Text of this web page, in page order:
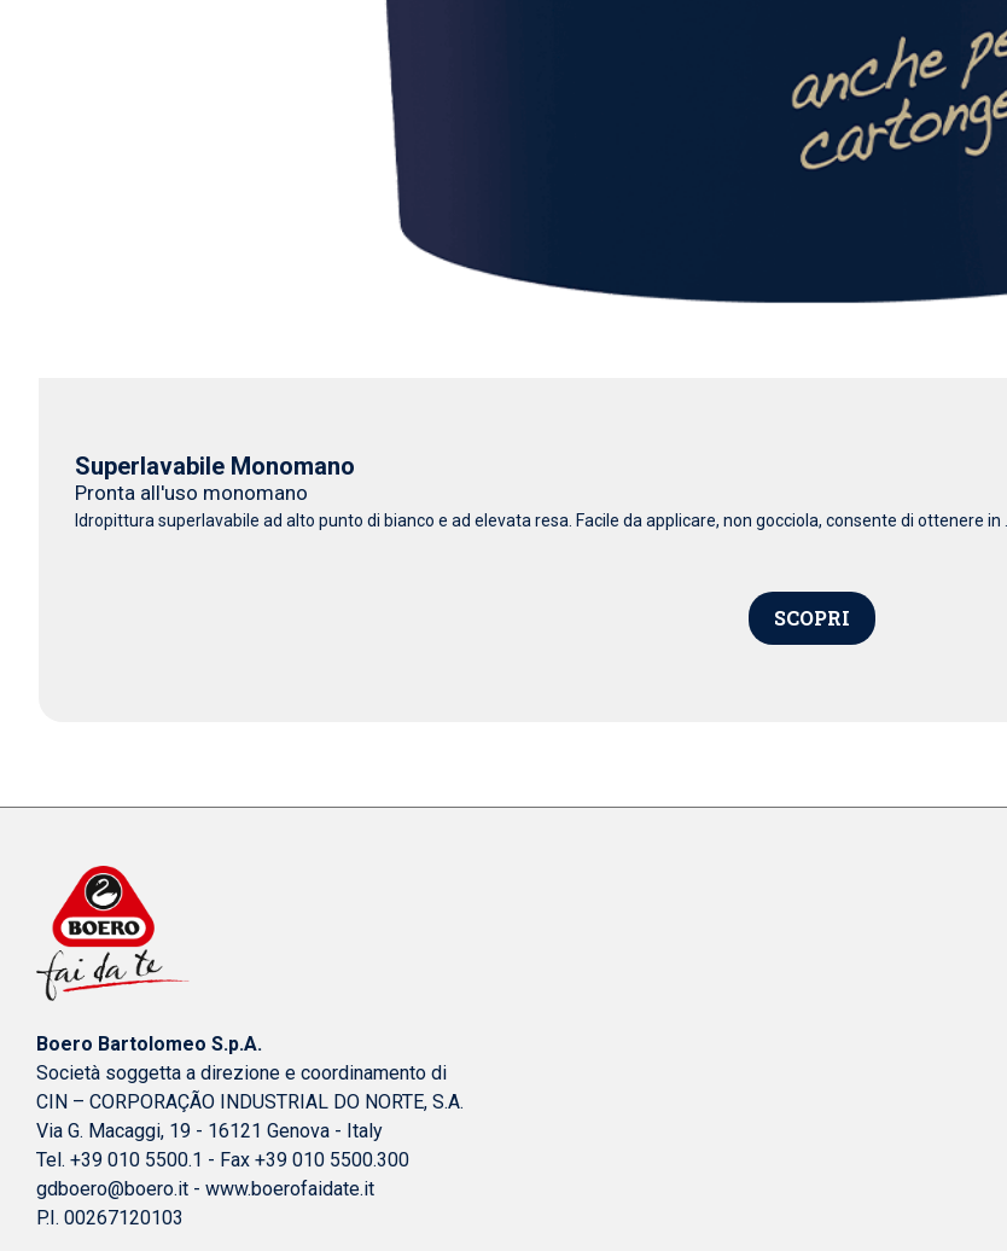
Superlavabile Monomano
Pronta all'uso monomano
Idropittura superlavabile ad alto punto di bianco e ad elevata resa. Facile da applicare, non gocciola, consente di ottenere in ...
SCOPRI
Boero Bartolomeo S.p.A.
Società soggetta a direzione e coordinamento di
CIN – CORPORAÇÃO INDUSTRIAL DO NORTE, S.A.
Via G. Macaggi, 19 - 16121 Genova - Italy
Tel. +39 010 5500.1 - Fax +39 010 5500.300
gdboero@boero.it - www.boerofaidate.it
P.I. 00267120103